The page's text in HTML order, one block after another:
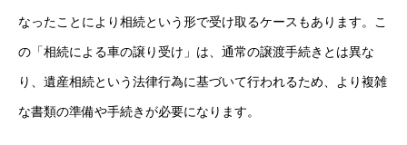
なったことにより相続という形で受け取るケースもあります。こ
の「相続による車の譲り受け」は、通常の譲渡手続きとは異な
り、遺産相続という法律行為に基づいて行われるため、より複雑
な書類の準備や手続きが必要になります。